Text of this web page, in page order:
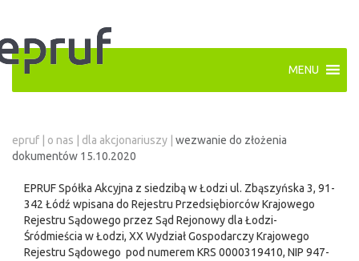
MENU
epruf o nas dla akcjonariuszy
wezwanie do złożenia
dokumentów 15.10.2020
EPRUF Spółka Akcyjna z siedzibą w Łodzi ul. Zbąszyńska 3, 91-
342 Łódź wpisana do Rejestru Przedsiębiorców Krajowego
Rejestru Sądowego przez Sąd Rejonowy dla Łodzi-
Śródmieścia w Łodzi, XX Wydział Gospodarczy Krajowego
Rejestru Sądowego pod numerem KRS 0000319410, NIP 947-